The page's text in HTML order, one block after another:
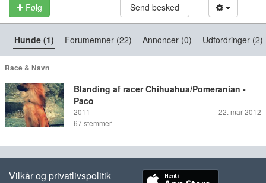
Følg Send besked
Hunde (1) Forumemner (22) Annoncer (0) Udfordringer (2)
Race & Navn
Blanding af racer Chihuahua/Pomeranian -
Paco
2011
22. mar 2012
67 stemmer
Vilkår og privatlivspolitik